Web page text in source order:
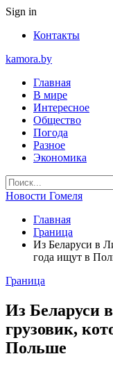
Sign in
Контакты
kamora.by
Главная
В мире
Интересное
Общество
Погода
Разное
Экономика
Новости Гомеля
Главная
Граница
Из Беларуси в
года ищут в
Граница
Из Беларуси
грузовик,
Польше